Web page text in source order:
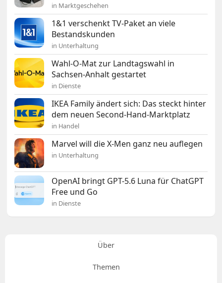
in Marktgeschehen
1&1 verschenkt TV-Paket an viele
Bestandskunden
in Unterhaltung
Wahl-O-Mat zur Landtagswahl in
Sachsen-Anhalt gestartet
in Dienste
IKEA Family ändert sich: Das steckt hinter
dem neuen Second-Hand-Marktplatz
in Handel
Marvel will die X-Men ganz neu auflegen
in Unterhaltung
OpenAI bringt GPT-5.6 Luna für ChatGPT
Free und Go
in Dienste
Über
Themen